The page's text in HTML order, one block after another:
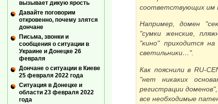
соответствующих им
Например, домен
"сумки женские,
"кино" приходится
светильники…".
Как пояснили в RU-
"нет никаких
регистрации
все необходимые
вызывает дикую ярость
Давайте поговорим
откровенно, почему злятся
дончане
Письма, звонки и
сообщения о ситуации в
Украине и Донецке 26
февраля
Дончане о ситуации в Киеве
25 февраля 2022 года
Ситуация в Донецке и
области 23 февраля 2022
года